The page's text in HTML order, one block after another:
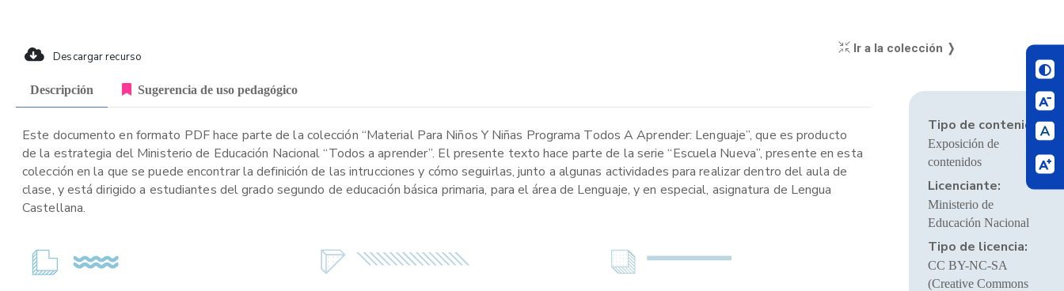
Descargar recurso
Ir a la colección ❭
Descripción Sugerencia de uso pedagógico
Este documento en formato PDF hace parte de la colección “Material Para Niños Y Niñas Programa Todos A Aprender: Lenguaje”, que es producto
de la estrategia del Ministerio de Educación Nacional “Todos a aprender”. El presente texto hace parte de la serie “Escuela Nueva”, presente en esta
colección en la que se puede encontrar la definición de las intrucciones y cómo seguirlas, junto a algunas actividades para realizar dentro del aula de
clase, y está dirigido a estudiantes del grado segundo de educación básica primaria, para el área de Lenguaje, y en especial, asignatura de Lengua
Castellana.
Tipo de contenido:
Exposición de
contenidos
Licenciante:
Ministerio de
Educación Nacional
Tipo de licencia:
CC BY-NC-SA
(Creative Commons